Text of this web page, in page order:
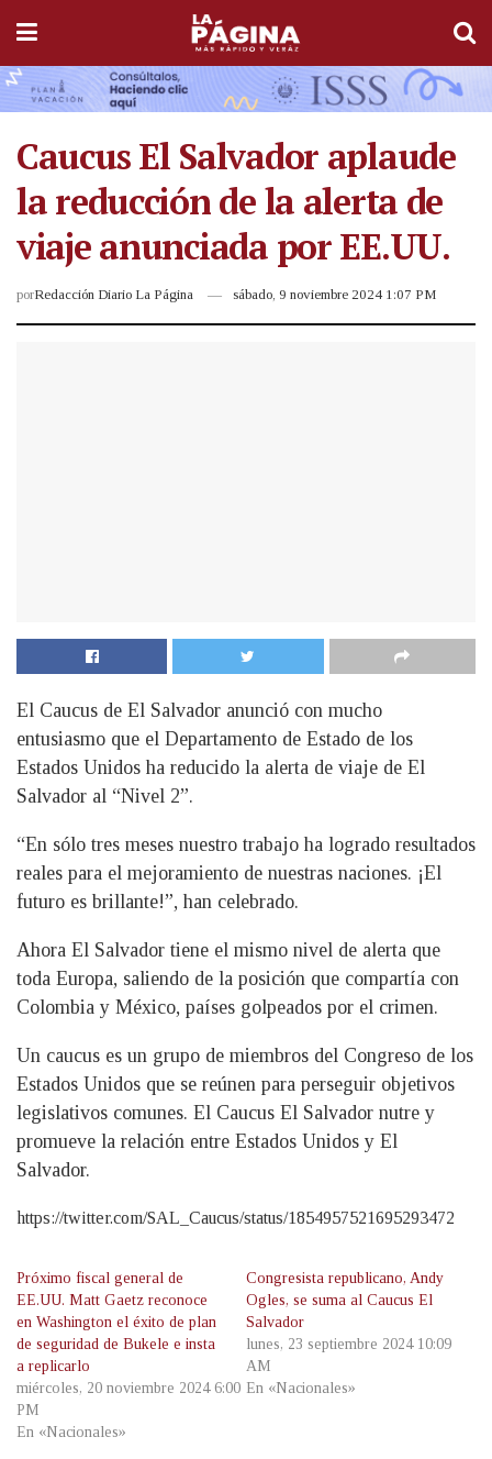
Caucus El Salvador aplaude
la reducción de la alerta de
viaje anunciada por EE.UU.
porRedacción Diario La Página sábado, 9 noviembre 2024 1:07 PM
El Caucus de El Salvador anunció con mucho
entusiasmo que el Departamento de Estado de los
Estados Unidos ha reducido la alerta de viaje de El
Salvador al “Nivel 2”.
“En sólo tres meses nuestro trabajo ha logrado resultados
reales para el mejoramiento de nuestras naciones. ¡El
futuro es brillante!”, han celebrado.
Ahora El Salvador tiene el mismo nivel de alerta que
toda Europa, saliendo de la posición que compartía con
Colombia y México, países golpeados por el crimen.
Un caucus es un grupo de miembros del Congreso de los
Estados Unidos que se reúnen para perseguir objetivos
legislativos comunes. El Caucus El Salvador nutre y
promueve la relación entre Estados Unidos y El
Salvador.
https://twitter.com/SAL_Caucus/status/1854957521695293472
Próximo fiscal general de
EE.UU. Matt Gaetz reconoce
en Washington el éxito de plan
de seguridad de Bukele e insta
a replicarlo
miércoles, 20 noviembre 2024 6:00
PM
En «Nacionales»
Congresista republicano, Andy
Ogles, se suma al Caucus El
Salvador
lunes, 23 septiembre 2024 10:09
AM
En «Nacionales»